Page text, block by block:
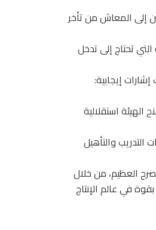
إلى المعاش من تأخر
تحتاج إلى تدخل
إيجابية:
استقلالية
والتأهيل
العظيم، من خلال
في عالم الإنتاج